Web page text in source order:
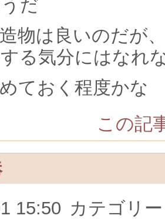
だ
物は良いのだが
る気分にはなれ
ておく程度かな
この記
15:50 カテゴリ